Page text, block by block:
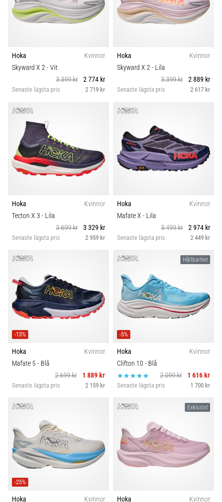
Visa
Hoka
Kvinnor
Skyward X 2- Vit
3 399 kr
2 774 kr
Senaste lägsta pris 2 719 kr
Hoka
Kvinnor
Skyward X 2- Lila
3 399 kr
2 889 kr
Senaste lägsta pris 2 617 kr
Hoka
Kvinnor
Tecton X 3 - Lila
3 699 kr
3 329 kr
Senaste lägsta pris 2 959 kr
Hoka
Kvinnor
Mafate X - Lila
3 499 kr
2 974 kr
Senaste lägsta pris 2 449 kr
-13%
Hoka
Kvinnor
Mafate 5- Blå
2 699 kr
1 889 kr
Senaste lägsta pris 2 159 kr
Hållbarhet
-5%
Hoka
Kvinnor
Clifton 10 - Blå
2 099 kr
1 616 kr
Senaste lägsta pris 1 700 kr
-25%
Hoka Kvinnor
Exklusivt
Hoka Kvinnor